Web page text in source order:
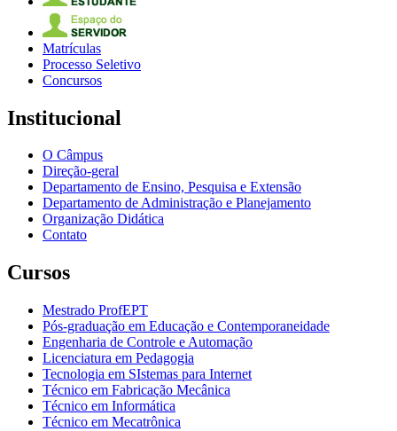
Matrículas
Processo Seletivo
Concursos
Institucional
O Câmpus
Direção-geral
Departamento de Ensino, Pesquisa e Extensão
Departamento de Administração e Planejamento
Organização Didática
Contato
Cursos
Mestrado ProfEPT
Pós-graduação em Educação e Contemporaneidade
Engenharia de Controle e Automação
Licenciatura em Pedagogia
Tecnologia em SIstemas para Internet
Técnico em Fabricação Mecânica
Técnico em Informática
Técnico em Mecatrônica